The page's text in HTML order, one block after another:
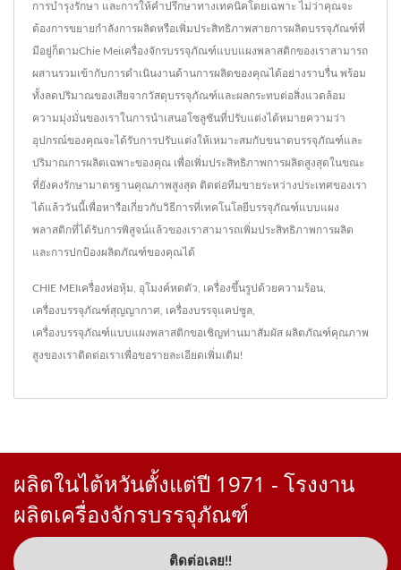
การบำรุงรักษา และการให้คำปรึกษาทางเทคนิคโดยเฉพาะ ไม่ว่าคุณจะ
ต้องการขยายกำลังการผลิตหรือเพิ่มประสิทธิภาพสายการผลิตบรรจุภัณฑ์ที่
มีอยู่ก็ตามChie Meiเครื่องจักรบรรจุภัณฑ์แบบแผงพลาสติกของเราสามารถ
ผสานรวมเข้ากับการดำเนินงานด้านการผลิตของคุณได้อย่างราบรื่น พร้อม
ทั้งลดปริมาณของเสียจากวัสดุบรรจุภัณฑ์และผลกระทบต่อสิ่งแวดล้อม
ความมุ่งมั่นของเราในการนำเสนอโซลูชันที่ปรับแต่งได้หมายความว่า
อุปกรณ์ของคุณจะได้รับการปรับแต่งให้เหมาะสมกับขนาดบรรจุภัณฑ์และ
ปริมาณการผลิตเฉพาะของคุณ เพื่อเพิ่มประสิทธิภาพการผลิตสูงสุดในขณะ
ที่ยังคงรักษามาตรฐานคุณภาพสูงสุด ติดต่อทีมขายระหว่างประเทศของเรา
ได้แล้ววันนี้เพื่อหารือเกี่ยวกับวิธีการที่เทคโนโลยีบรรจุภัณฑ์แบบแผง
พลาสติกที่ได้รับการพิสูจน์แล้วของเราสามารถเพิ่มประสิทธิภาพการผลิต
และการปกป้องผลิตภัณฑ์ของคุณได้
CHIE MEIเครื่องห่อหุ้ม อุโมงค์หดตัว เครื่องขึ้นรูปด้วยความร้อน
เครื่องบรรจุภัณฑ์สุญญากาศ เครื่องบรรจุแคปซูล
เครื่องบรรจุภัณฑ์แบบแผงพลาสติกขอเชิญท่านมาสัมผัส ผลิตภัณฑ์คุณภาพ
สูงของเราติดต่อเราเพื่อขอรายละเอียดเพิ่มเติม!
ผลิตในไต้หวันตั้งแต่ปี 1971 - โรงงาน
ผลิตเครื่องจักรบรรจุภัณฑ์
ติดต่อเลย!!